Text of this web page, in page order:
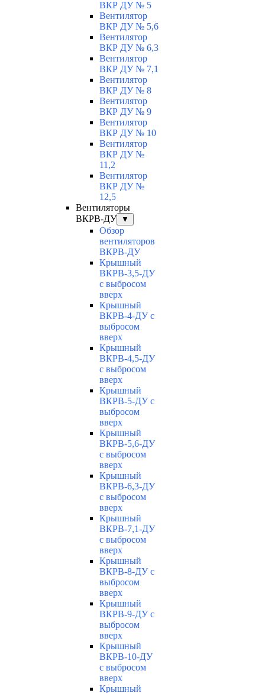
ВКР ДУ № 5
Вентилятор
ВКР ДУ № 5,6
Вентилятор
ВКР ДУ № 6,3
Вентилятор
ВКР ДУ № 7,1
Вентилятор
ВКР ДУ № 8
Вентилятор
ВКР ДУ № 9
Вентилятор
ВКР ДУ № 10
Вентилятор
ВКР ДУ №
11,2
Вентилятор
ВКР ДУ №
12,5
Вентиляторы
ВКРВ-ДУ
▼
Обзор
вентиляторов
ВКРВ-ДУ
Крышный
ВКРВ-3,5-ДУ
с выбросом
вверх
Крышный
ВКРВ-4-ДУ с
выбросом
вверх
Крышный
ВКРВ-4,5-ДУ
с выбросом
вверх
Крышный
ВКРВ-5-ДУ с
выбросом
вверх
Крышный
ВКРВ-5,6-ДУ
с выбросом
вверх
Крышный
ВКРВ-6,3-ДУ
с выбросом
вверх
Крышный
ВКРВ-7,1-ДУ
с выбросом
вверх
Крышный
ВКРВ-8-ДУ с
выбросом
вверх
Крышный
ВКРВ-9-ДУ с
выбросом
вверх
Крышный
ВКРВ-10-ДУ
с выбросом
вверх
Крышный